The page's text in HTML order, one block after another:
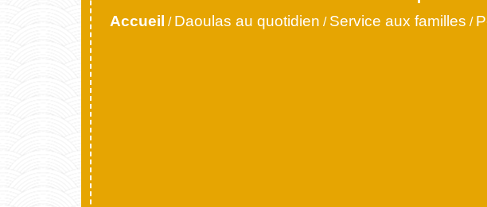
Accueil / Daoulas au quotidien / Service aux familles /